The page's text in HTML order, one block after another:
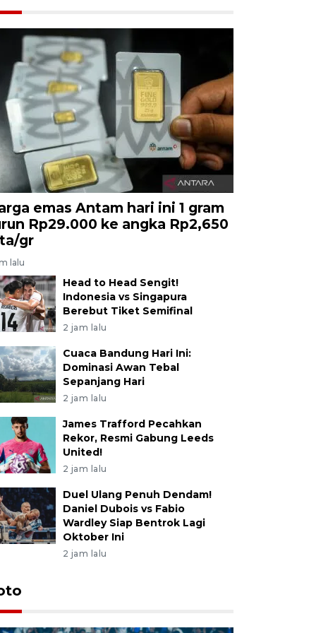
emas Antam hari ini 1 gram
Rp29.000 ke angka Rp2,650
gr
lalu
Head to Head Sengit!
Indonesia vs Singapura
Berebut Tiket Semifinal
2 jam lalu
Cuaca Bandung Hari Ini:
Dominasi Awan Tebal
Sepanjang Hari
2 jam lalu
James Trafford Pecahkan
Rekor, Resmi Gabung Leeds
United!
2 jam lalu
Duel Ulang Penuh Dendam!
Daniel Dubois vs Fabio
Wardley Siap Bentrok Lagi
Oktober Ini
2 jam lalu